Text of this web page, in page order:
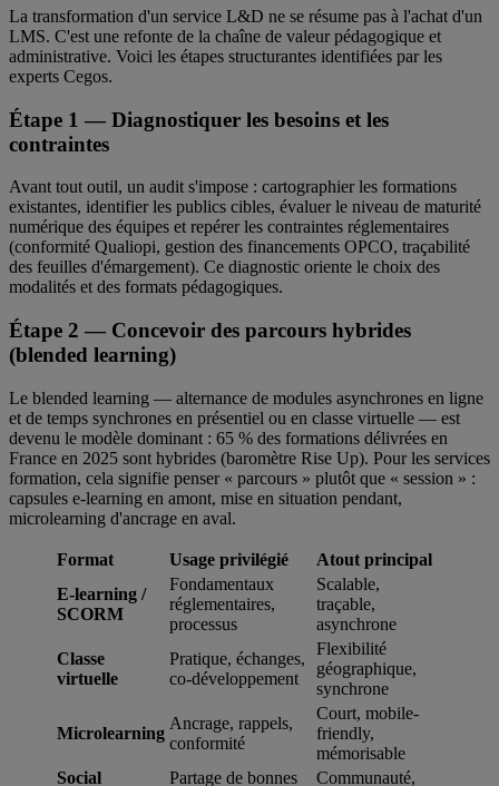
La transformation d'un service L&D ne se résume pas à l'achat d'un
LMS. C'est une refonte de la chaîne de valeur pédagogique et
administrative. Voici les étapes structurantes identifiées par les
experts Cegos.
Étape 1 — Diagnostiquer les besoins et les
contraintes
Avant tout outil, un audit s'impose : cartographier les formations
existantes, identifier les publics cibles, évaluer le niveau de maturité
numérique des équipes et repérer les contraintes réglementaires
(conformité Qualiopi, gestion des financements OPCO, traçabilité
des feuilles d'émargement). Ce diagnostic oriente le choix des
modalités et des formats pédagogiques.
Étape 2 — Concevoir des parcours hybrides
(blended learning)
Le blended learning — alternance de modules asynchrones en ligne
et de temps synchrones en présentiel ou en classe virtuelle — est
devenu le modèle dominant : 65 % des formations délivrées en
France en 2025 sont hybrides (baromètre Rise Up). Pour les services
formation, cela signifie penser « parcours » plutôt que « session » :
capsules e-learning en amont, mise en situation pendant,
microlearning d'ancrage en aval.
Format Usage privilégié
Atout principal
E-learning /
SCORM
Fondamentaux
réglementaires,
processus
Scalable,
traçable,
asynchrone
Classe
virtuelle
Pratique, échanges,
co-développement
Flexibilité
géographique,
synchrone
Microlearning
Ancrage, rappels,
conformité
Court, mobile-
friendly,
mémorisable
Social
Partage de bonnes
Communauté,